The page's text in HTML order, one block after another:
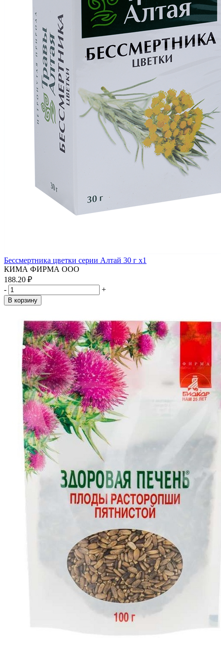
Бессмертника цветки серии Алтай 30 г x1
КИМА ФИРМА ООО
188.20 ₽
-
+
В корзину